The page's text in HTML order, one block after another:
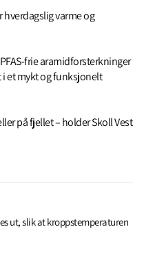
hverdagslig varme og
frie aramidforsterkninger
et mykt og funksjonelt
på fjellet – holder Skoll Vest
ut, slik at kroppstemperaturen